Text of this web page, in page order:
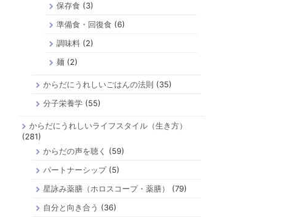
保存食 (3)
準備食・回復食 (6)
調味料(2)
麺 (2)
からだにうれしいごはんの法則 (35)
分子栄養学(55)
からだにうれしいライフスタイル（生き方）
(281)
からだの声を聴く
(59)
パートナーシップ(5)
星詠み薬膳（ホロスコープ・薬膳）
(79)
自分と向き合う (36)